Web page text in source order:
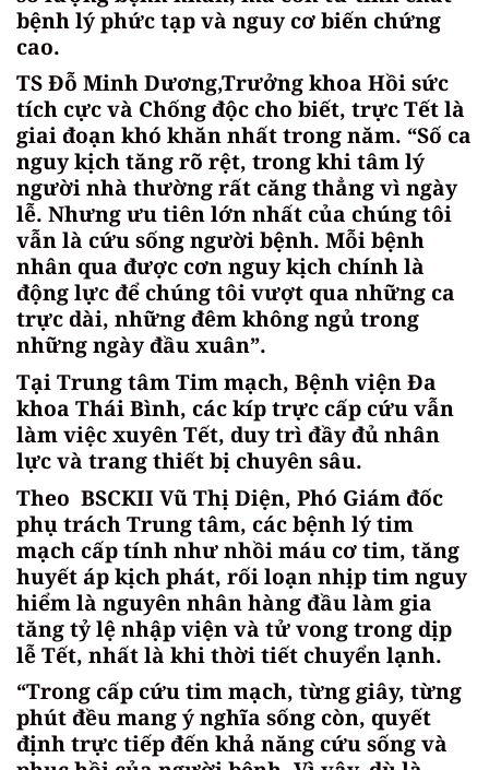
bệnh lý phức tạp và nguy cơ biến chứng
cao.
TS Đỗ Minh Dương,Trưởng khoa Hồi sức
tích cực và Chống độc cho biết, trực Tết là
giai đoạn khó khăn nhất trong năm. “Số ca
nguy kịch tăng rõ rệt, trong khi tâm lý
người nhà thường rất căng thẳng vì ngày
lễ. Nhưng ưu tiên lớn nhất của chúng tôi
vẫn là cứu sống người bệnh. Mỗi bệnh
nhân qua được cơn nguy kịch chính là
động lực để chúng tôi vượt qua những ca
trực dài, những đêm không ngủ trong
những ngày đầu xuân”.
Tại Trung tâm Tim mạch, Bệnh viện Đa
khoa Thái Bình, các kíp trực cấp cứu vẫn
làm việc xuyên Tết, duy trì đầy đủ nhân
lực và trang thiết bị chuyên sâu.
Theo BSCKII Vũ Thị Diện, Phó Giám đốc
phụ trách Trung tâm, các bệnh lý tim
mạch cấp tính như nhồi máu cơ tim, tăng
huyết áp kịch phát, rối loạn nhịp tim nguy
hiểm là nguyên nhân hàng đầu làm gia
tăng tỷ lệ nhập viện và tử vong trong dịp
lễ Tết, nhất là khi thời tiết chuyển lạnh.
“Trong cấp cứu tim mạch, từng giây, từng
phút đều mang ý nghĩa sống còn, quyết
định trực tiếp đến khả năng cứu sống và